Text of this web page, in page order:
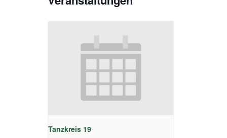
Tanzkreis 19